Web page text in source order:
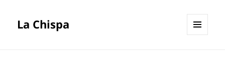
La Chispa